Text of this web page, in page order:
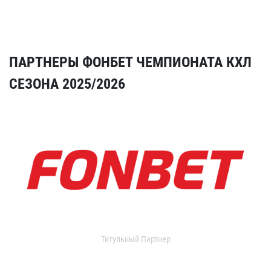
ПАРТНЕРЫ ФОНБЕТ ЧЕМПИОНАТА КХЛ
СЕЗОНА 2025/2026
Титульный Партнер